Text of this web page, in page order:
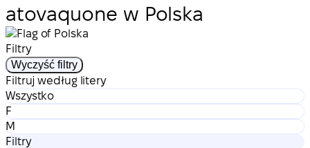
atovaquone w Polska
Filtry
Wyczyść filtry
Filtruj według litery
Wszystko
F
M
Filtry